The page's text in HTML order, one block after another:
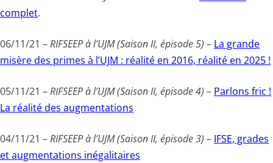
complet.
06/11/21 –RIFSEEP à l’UJM (Saison II, épisode 5) – La grande
misère des primes à l’UJM : réalité en 2016, réalité en 2025 !
05/11/21 –RIFSEEP à l’UJM (Saison II, épisode 4) – Parlons fric !
La réalité des augmentations
04/11/21 –RIFSEEP à l’UJM (Saison II, épisode 3) – IFSE, grades
et augmentations inégalitaires